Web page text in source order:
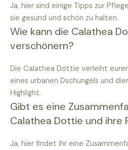
Ja, hier sind einige Tipps zur
sie gesund und schön zu halten.
Wie kann die Calathea
verschönern?
Die Calathea Dottie verleiht
eines urbanen Dschungels und
Highlight.
Gibt es eine
Calathea Dottie und ihre
Ja, hier findet ihr eine